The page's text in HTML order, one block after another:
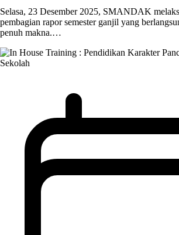
Selasa, 23 Desember 2025, SMANDAK
pembagian rapor semester ganjil yang
penuh makna.…
Sekolah